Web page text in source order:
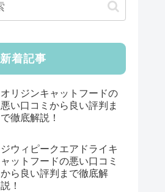
新着記事
オリジンキャットフードの
悪い口コミから良い評判ま
で徹底解説！
ジウィピークエアドライキ
ャットフードの悪い口コミ
から良い評判まで徹底解
説！